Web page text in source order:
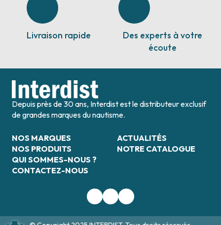
Livraison rapide
Des experts à votre
écoute
Depuis près de 30 ans, Interdist est le distributeur exclusif
de grandes marques du nautisme.
NOS MARQUES
NOS PRODUITS
QUI SOMMES-NOUS ?
CONTACTEZ-NOUS
ACTUALITÉS
NOTRE CATALOGUE